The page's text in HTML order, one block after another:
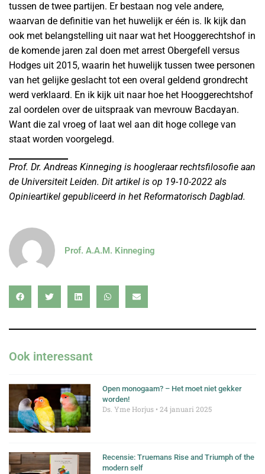
tussen de twee partijen. Er bestaan nog vele andere,
waarvan de definitie van het huwelijk er één is. Ik kijk dan
ook met belangstelling uit naar wat het Hooggerechtshof in
de komende jaren zal doen met arrest Obergefell versus
Hodges uit 2015, waarin het huwelijk tussen twee personen
van het gelijke geslacht tot een overal geldend grondrecht
werd verklaard. En ik kijk uit naar hoe het Hooggerechtshof
zal oordelen over de uitspraak van mevrouw Bacdayan.
Want die zal vroeg of laat wel aan dit hoge college van
staat worden voorgelegd.
Prof. Dr. Andreas Kinneging is hoogleraar rechtsfilosofie aan
de Universiteit Leiden. Dit artikel is op 19-10-2022 als
Opinieartikel gepubliceerd in het Reformatorisch Dagblad.
Prof. A.A.M. Kinneging
Ook interessant
Open monogaam? – Het moet niet gekker
worden!
Ds. Yme Horjus 24 januari 2025
Recensie: Truemans Rise and Triumph of the
modern self